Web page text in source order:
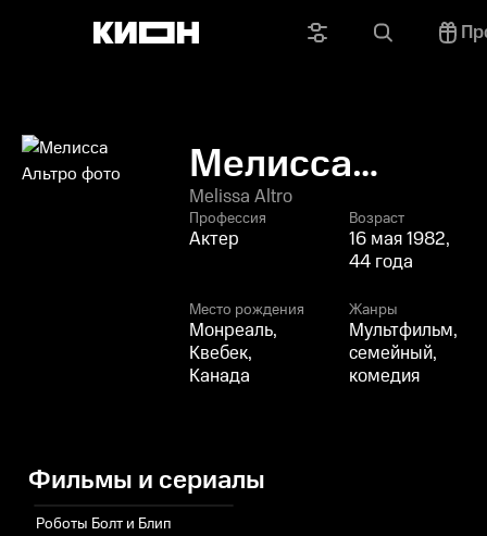
Мелисса
Альтро
Melissa Altro
Профессия
Актер
Возраст
16 мая 1982,
44 года
Место рождения
Монреаль,
Квебек,
Канада
Жанры
Мультфильм,
семейный,
комедия
Фильмы и сериалы
Роботы Болт и Блип